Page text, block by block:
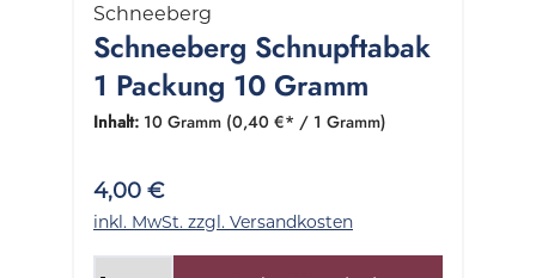
Schneeberg
Schneeberg Schnupftabak
1 Packung 10 Gramm
Inhalt: 10 Gramm (0,40 €* / 1 Gramm)
4,00 €
inkl. MwSt. zzgl. Versandkosten